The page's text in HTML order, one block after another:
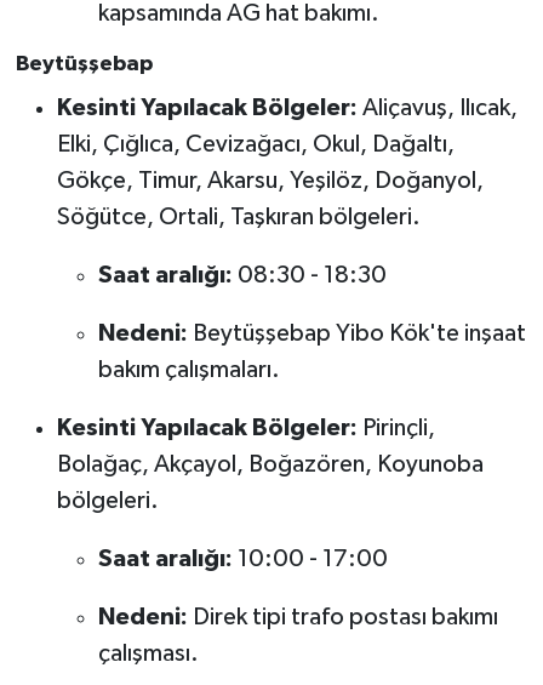
kapsamında AG hat bakımı.
Beytüşşebap
Kesinti Yapılacak Bölgeler: Aliçavuş, Ilıcak,
Elki, Çığlıca, Cevizağacı, Okul, Dağaltı,
Gökçe, Timur, Akarsu, Yeşilöz, Doğanyol,
Söğütce, Ortali, Taşkıran bölgeleri.
Saat aralığı: 08:30 - 18:30
Nedeni: Beytüşşebap Yibo Kök'te inşaat
bakım çalışmaları.
Kesinti Yapılacak Bölgeler: Pirinçli,
Bolağaç, Akçayol, Boğazören, Koyunoba
bölgeleri.
Saat aralığı: 10:00 - 17:00
Nedeni: Direk tipi trafo postası bakımı
çalışması.